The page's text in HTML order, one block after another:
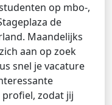
op mbo-,
de
Maandelijks
aan op zoek
snel je vacature
zodat jij